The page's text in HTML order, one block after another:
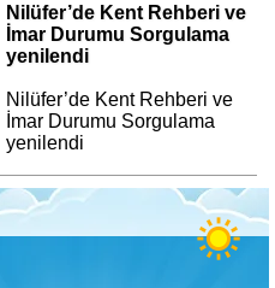
Nilüfer’de Kent Rehberi ve
İmar Durumu Sorgulama
yenilendi
Nilüfer’de Kent Rehberi ve
İmar Durumu Sorgulama
yenilendi